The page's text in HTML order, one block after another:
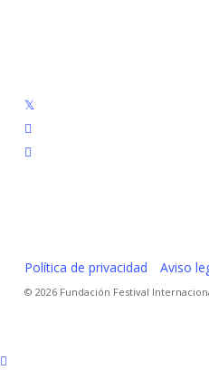
twitter
facebook
linkedin
Política de privacidad Aviso
© 2026 Fundación Festival